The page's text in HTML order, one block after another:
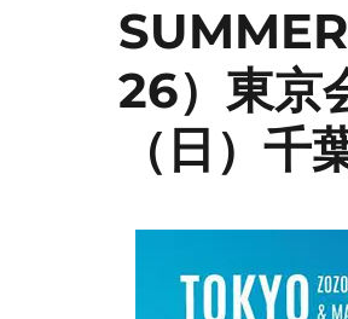
26）東京
（日）